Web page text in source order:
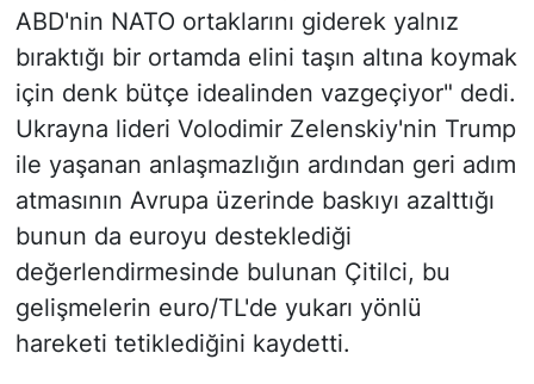
ABD'nin NATO ortaklarını giderek yalnız
bıraktığı bir ortamda elini taşın altına koymak
için denk bütçe idealinden vazgeçiyor" dedi.
Ukrayna lideri Volodimir Zelenskiy'nin Trump
ile yaşanan anlaşmazlığın ardından geri adım
atmasının Avrupa üzerinde baskıyı azalttığı
bunun da euroyu desteklediği
değerlendirmesinde bulunan Çitilci, bu
gelişmelerin euro/TL'de yukarı yönlü
hareketi tetiklediğini kaydetti.